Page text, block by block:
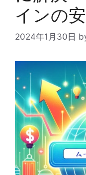
インの
2024年1月30日